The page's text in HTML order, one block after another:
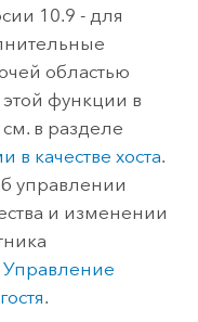
10.9 - для
областью
функции в
см. в разделе
в качестве хоста.
управлении
и изменении
Управление
.